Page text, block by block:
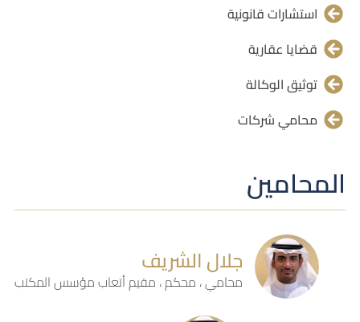
استشارات قانونية
قضايا عقارية
توثيق الوكالة
محامي شركات
المحامين
جلال الشريف
محامي ، محكم ، مقيم أتعاب مؤسس المكتب